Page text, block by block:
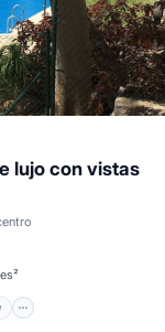
ocio y
lujo con vistas